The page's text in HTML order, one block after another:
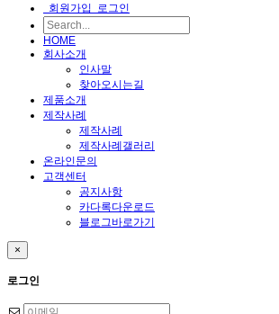
회원가입 로그인
HOME
회사소개
인사말
찾아오시는길
제품소개
제작사례
제작사례
제작사례갤러리
온라인문의
고객센터
공지사항
카다록다운로드
블로그바로가기
×
로그인